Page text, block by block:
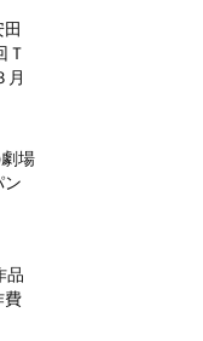
Ｔ
月
場
ン
品
費